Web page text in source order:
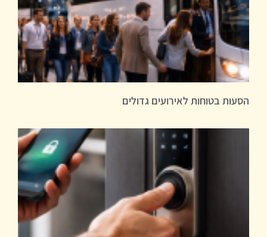
הסעות בטוחות לאירועים גדולים